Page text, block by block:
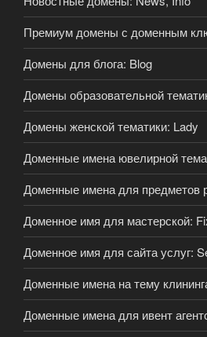
Премиум домены с доменным
Домены для блога: Blog
Домены образовательной
Домены женской тематики: Lady
Доменные имена ювелирной
Доменные имена для предметов
Доменное имя для мастерской:
Доменное имя для сайта услуг:
Доменные имена на тему
Доменные имена для ивент